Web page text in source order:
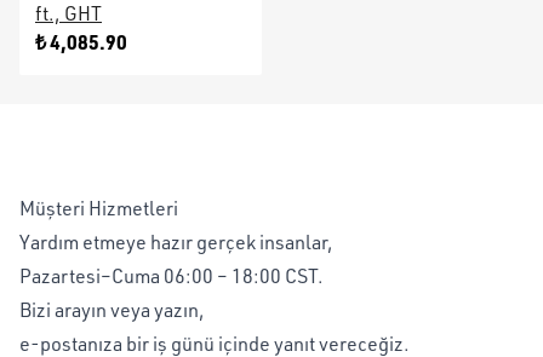
ft., GHT
₺ 4,085.90
Müşteri Hizmetleri
Yardım etmeye hazır gerçek insanlar,
Pazartesi–Cuma 06:00 – 18:00 CST.
Bizi arayın veya yazın,
e-postanıza bir iş günü içinde yanıt vereceğiz.